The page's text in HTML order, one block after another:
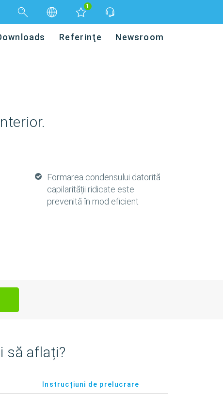
1
Referinţe Newsroom
Formarea condensului datorită
capilarității ridicate este
prevenită în mod eficient
să aflați?
Instrucțiuni de prelucrare